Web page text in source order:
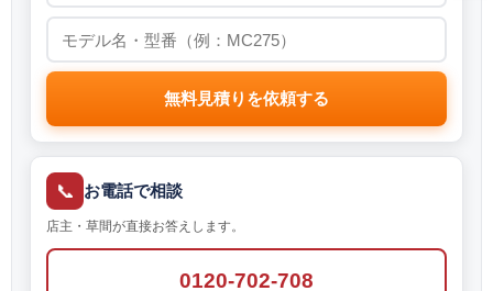
無料見積りを依頼する
📞 お電話で相談
店主・草間が直接お答えします。
0120-702-708